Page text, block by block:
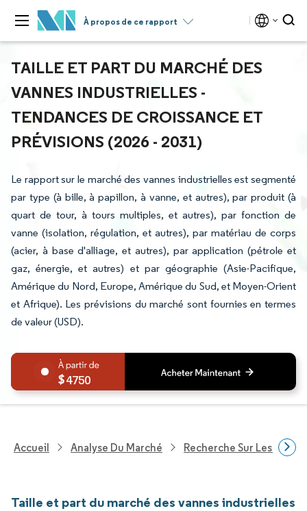
À propos de ce rapport
TAILLE ET PART DU MARCHÉ DES
VANNES INDUSTRIELLES -
TENDANCES DE CROISSANCE ET
PRÉVISIONS (2026 - 2031)
Le rapport sur le marché des vannes industrielles est segmenté
par type (à bille, à papillon, à vanne, et autres), par produit (à
quart de tour, à tours multiples, et autres), par fonction de
vanne (isolation, régulation, et autres), par matériau de corps
(acier, à base d'alliage, et autres), par application (pétrole et
gaz, énergie, et autres) et par géographie (Asie-Pacifique,
Amérique du Nord, Europe, Amérique du Sud, et Moyen-Orient
et Afrique). Les prévisions du marché sont fournies en termes
de valeur (USD).
4750
Accueil Analyse Du Marché Recherche Sur Les
Taille et part du marché des vannes industrielles